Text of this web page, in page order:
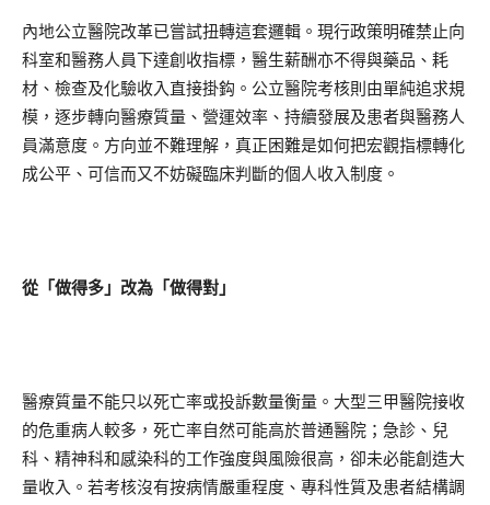
內地公立醫院改革已嘗試扭轉這套邏輯。現行政策明確禁止向
科室和醫務人員下達創收指標，醫生薪酬亦不得與藥品、耗
材、檢查及化驗收入直接掛鈎。公立醫院考核則由單純追求規
模，逐步轉向醫療質量、營運效率、持續發展及患者與醫務人
員滿意度。方向並不難理解，真正困難是如何把宏觀指標轉化
成公平、可信而又不妨礙臨床判斷的個人收入制度。
從「做得多」改為「做得對」
醫療質量不能只以死亡率或投訴數量衡量。大型三甲醫院接收
的危重病人較多，死亡率自然可能高於普通醫院；急診、兒
科、精神科和感染科的工作強度與風險很高，卻未必能創造大
量收入。若考核沒有按病情嚴重程度、專科性質及患者結構調